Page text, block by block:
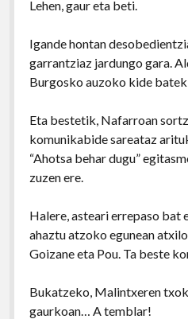
Lehen, gaur eta beti.
Igande hontan
garrantziaz jardungo gara.
Burgosko auzoko kide
Eta bestetik, Nafarroan
komunikabide sareataz
“Ahotsa behar dugu”
zuzen ere.
Halere, asteari errepaso bat
ahaztu atzoko egunean
Goizane eta Pou. Ta beste
Bukatzeko, Malintxeren
gaurkoan… A temblar!